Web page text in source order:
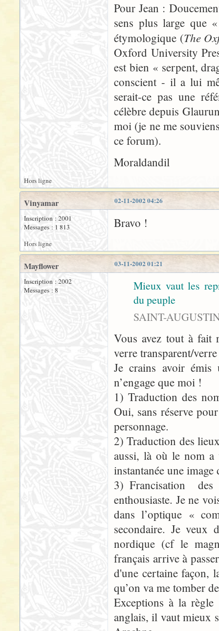
Pour Jean :
sens plus large que
étymologique (The
Oxford University
est bien « serpent,
conscient - il a lui
serait-ce pas une
célèbre depuis
moi (je ne me
ce forum).
Moraldandil
Hors ligne
02-11-2002 04:26
Vinyamar
Inscription : 2001
Messages : 1 813
Bravo !
Hors ligne
03-11-2002 01:21
Mayflower
Inscription : 2002
Messages : 8
Mieux vaut les
du peuple
SAINT-
Vous avez tout à fait
verre transparent/
Je crains avoir émis
n’engage que moi !
1) Traduction des
Oui, sans réserve
personnage.
2) Traduction des
aussi, là où le nom a
instantanée une image
3) Francisation des
enthousiaste. Je ne
dans l’optique «
secondaire. Je
nordique (cf le
français arrive à
d'une certaine façon,
qu’on va me tomber
Exceptions à la
anglais, il vaut mieux